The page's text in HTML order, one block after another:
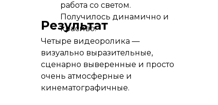
Четыре видеоролика —
визуально выразительные,
сценарно выверенные и просто
очень атмосферные и
кинематографичные.
Результат
работа со светом.
Получилось динамично и
красиво.
Реклама. ООО «Центр ДМ».